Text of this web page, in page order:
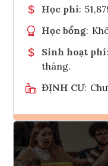
Học phí:
Học bổng:
Sinh hoạt phí:
tháng.
ĐỊNH CƯ: